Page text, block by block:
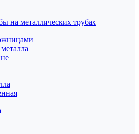
на металлических трубах